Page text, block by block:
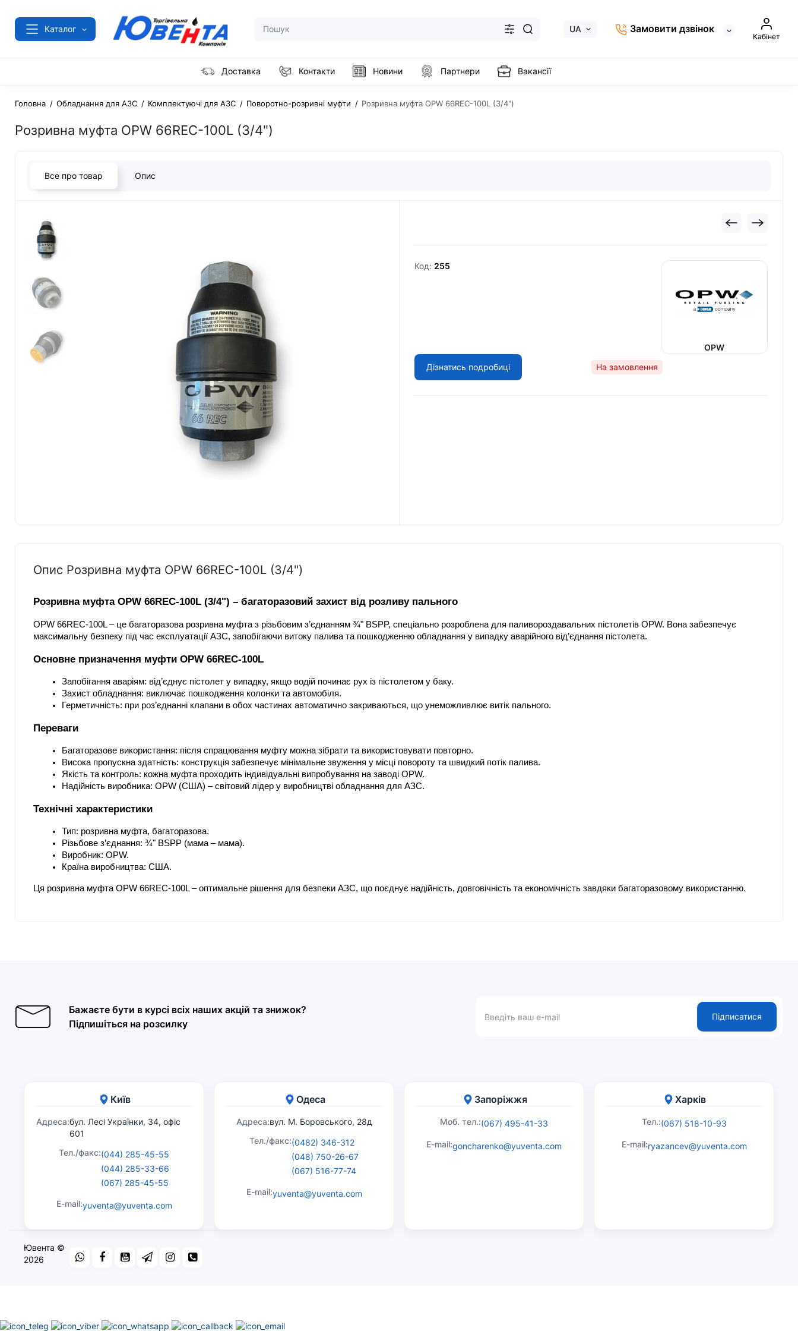
Каталог UA Замовити дзвінок
Кабінет
Доставка Контакти Новини Партнери Вакансії
Головна Обладнання для АЗС Комплектуючі для АЗС Поворотно-розривні муфти Розривна муфта OPW 66REC-100L (3/4")
Розривна муфта OPW 66REC-100L (3/4")
Все про товар Опис
Код: 255
OPW
Дізнатись подробиці
На замовлення
Опис Розривна муфта OPW 66REC-100L (3/4")
Розривна муфта OPW 66REC-100L (3/4") – багаторазовий захист від розливу пального
OPW 66REC-100L – це багаторазова розривна муфта з різьбовим з’єднанням ¾" BSPP, спеціально розроблена для паливороздавальних пістолетів OPW. Вона забезпечує
максимальну безпеку під час експлуатації АЗС, запобігаючи витоку палива та пошкодженню обладнання у випадку аварійного від’єднання пістолета.
Основне призначення муфти OPW 66REC-100L
Запобігання аваріям: від’єднує пістолет у випадку, якщо водій починає рух із пістолетом у баку.
Захист обладнання: виключає пошкодження колонки та автомобіля.
Герметичність: при роз’єднанні клапани в обох частинах автоматично закриваються, що унеможливлює витік пального.
Переваги
Багаторазове використання: після спрацювання муфту можна зібрати та використовувати повторно.
Висока пропускна здатність: конструкція забезпечує мінімальне звуження у місці повороту та швидкий потік палива.
Якість та контроль: кожна муфта проходить індивідуальні випробування на заводі OPW.
Надійність виробника: OPW (США) – світовий лідер у виробництві обладнання для АЗС.
Технічні характеристики
Тип: розривна муфта, багаторазова.
Різьбове з’єднання: ¾" BSPP (мама – мама).
Виробник: OPW.
Країна виробництва: США.
Ця розривна муфта OPW 66REC-100L – оптимальне рішення для безпеки АЗС, що поєднує надійність, довговічність та економічність завдяки багаторазовому використанню.
Бажаєте бути в курсі всіх наших акцій та знижок?
Підпишіться на розсилку
Підписатися
Київ
Адреса:бул. Лесі Українки, 34, офіс
601
Тел./факс:(044) 285-45-55
(044) 285-33-66
(067) 285-45-55
E-mail:yuventa@yuventa.com
Одеса
Адреса:вул. М. Боровського, 28д
Тел./факс:(0482) 346-312
(048) 750-26-67
(067) 516-77-74
E-mail:yuventa@yuventa.com
Запоріжжя
Моб. тел.:(067) 495-41-33
E-mail:goncharenko@yuventa.com
Харків
Тел.:(067) 518-10-93
E-mail:ryazancev@yuventa.com
Ювента ©
2026